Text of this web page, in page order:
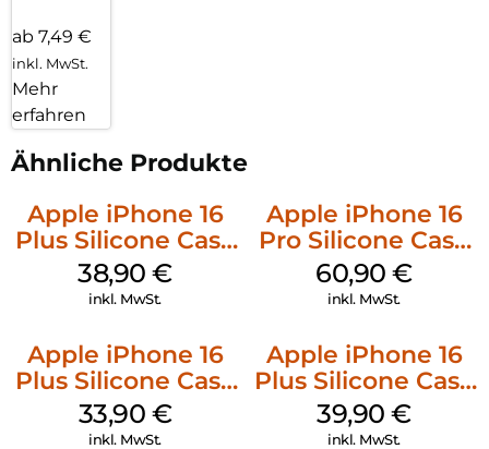
ab 7,49 €
inkl. MwSt.
Mehr
erfahren
Ähnliche Produkte
Apple iPhone 16
Plus Silicone Case
MagSafe Denim
38,90€
inkl. MwSt.
Apple iPhone 16
Pro Silicone Case
MagSafe Stone
Gray
60,90€
inkl. MwSt.
Apple iPhone 16
Plus Silicone Case
MagSafe Lake
Green
33,90 €
inkl. MwSt.
Apple iPhone 16
Plus Silicone Case
MagSafe Plum
39,90€
inkl. MwSt.